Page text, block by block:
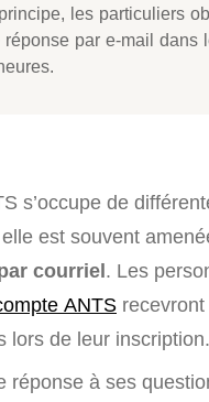
les particuliers
réponse par e-mail dans
s’occupe de
est souvent
courriel. Les
ANTS
lors de leur inscription.
réponse à ses